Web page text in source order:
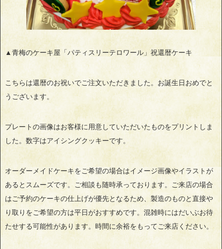
▲青梅のケーキ屋「パティスリーテロワール」祝還暦ケーキ
こちらは還暦のお祝いでご注文いただきました。お誕生日おめでと
うございます。
プレートの画像はお客様に用意していただいたものをプリントしま
した。数字はアイシングクッキーです。
オーダーメイドケーキをご希望の場合はイメージ画像やイラストが
あるとスムーズです。ご相談も随時承っております。ご来店の場合
はご予約のケーキの仕上げが優先となるため、製造のものと直接や
り取りをご希望の方は平日がおすすめです。混雑時にはだいぶお待
たせする可能性があります。時間に余裕をもってご来店ください。